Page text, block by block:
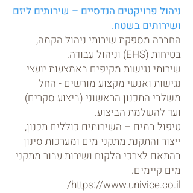
ניהול פרויקטים הנדסיים – שירותים ליזם
ושירותים בשטח.
החברה מספקת שירותי ניהול הקמה,
בטיחות (EHS) וניהול עבודה.
שירותי נגישות מקיפים באמצעות יועצי
נגישות ואנשי מקצוע מורשים - החל
משלבי התכנון הראשוני (ביצוע סקרים)
ועד להשלמת הביצוע.
טיפול במים – השירותים כוללים תכנון,
ייצור והתקנת מתקני מים ומערכות סינון
בהתאם לצרכי הלקוח ושירות עבור מתקני
מים קיימים.
https://www.univice.co.il/